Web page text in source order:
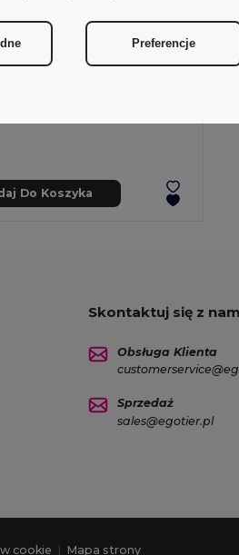
spodnie dresowe
Do Koszyka
Skontaktuj się z
Obsługa Klienta
Sprzedaż
sales@egotier.pl
cookie Mapa strony
Preferencje